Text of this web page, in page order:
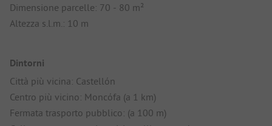
Dimensione parcelle: 70 - 80 m²
Altezza s.l.m.: 10 m
Dintorni
Città più vicina: Castellón
Centro più vicino: Moncófa (a 1 km)
Fermata trasporto pubblico: (a 100 m)